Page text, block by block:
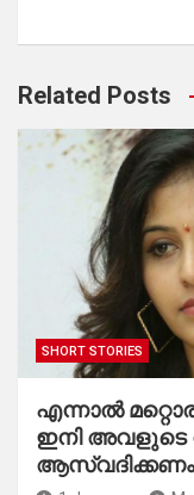
Related Posts
SHORT STORIES
എന്നാൽ
ഇനി അവളുടെ
ആസ്വദിക്കണം